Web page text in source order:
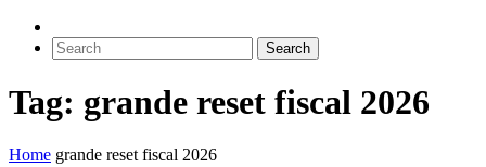
Tag: grande reset fiscal 2026
Home grande reset fiscal 2026